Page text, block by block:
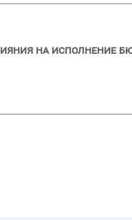
на исполнение